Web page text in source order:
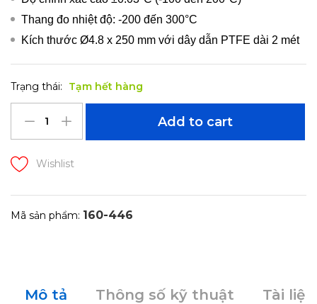
Thang đo nhiệt độ: -200 đến 300°C
Kích thước Ø4.8 x 250 mm với dây dẫn PTFE dài 2 mét
Trạng thái: Tạm hết hàng
Add to cart
Wishlist
Mã sản phẩm: 160-446
Mô tả Thông số kỹ thuật Tài liệu